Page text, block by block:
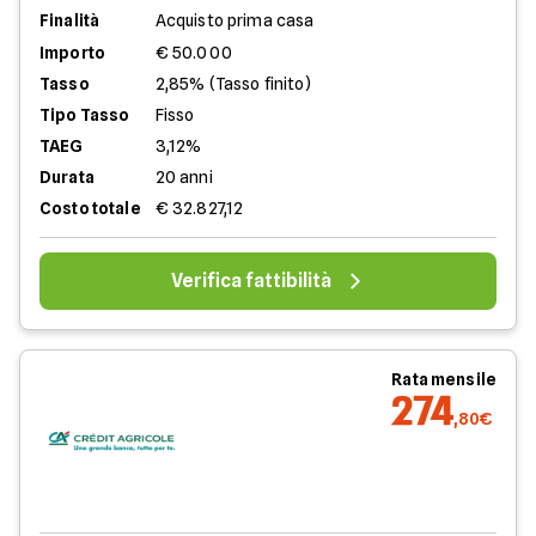
Finalità
Acquisto prima casa
Importo
€ 50.000
Tasso
2,85% (Tasso finito)
Tipo Tasso
Fisso
TAEG
3,12%
Durata
20 anni
Costo totale
€ 32.827,12
Verifica fattibilità
Rata mensile
274,80€